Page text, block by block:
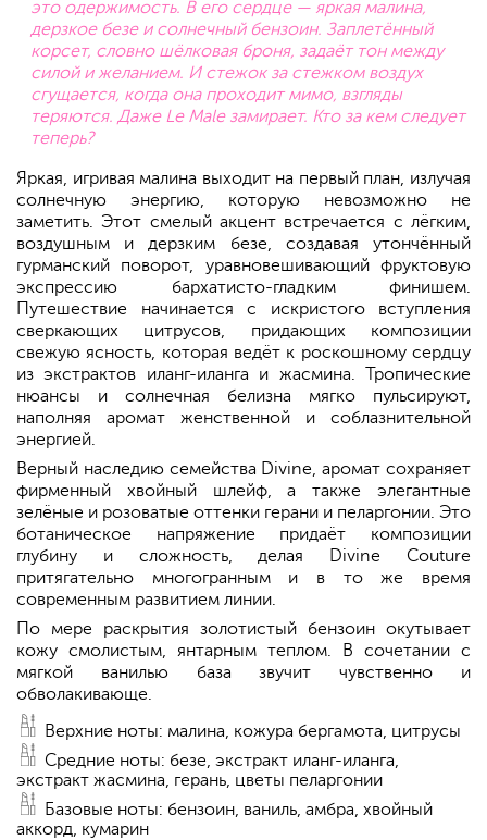
это одержимость. В его сердце — яркая малина,
дерзкое безе и солнечный бензоин. Заплетённый
корсет, словно шёлковая броня, задаёт тон между
силой и желанием. И стежок за стежком воздух
сгущается, когда она проходит мимо, взгляды
теряются. Даже Le Male замирает. Кто за кем следует
теперь?
Яркая, игривая малина выходит на первый план, излучая
солнечную энергию, которую невозможно не
заметить. Этот смелый акцент встречается с лёгким,
воздушным и дерзким безе, создавая утончённый
гурманский поворот, уравновешивающий фруктовую
экспрессию бархатисто-гладким финишем.
Путешествие начинается с искристого вступления
сверкающих цитрусов, придающих композиции
свежую ясность, которая ведёт к роскошному сердцу
из экстрактов иланг-иланга и жасмина. Тропические
нюансы и солнечная белизна мягко пульсируют,
наполняя аромат женственной и соблазнительной
энергией.
Верный наследию семейства Divine, аромат сохраняет
фирменный хвойный шлейф, а также элегантные
зелёные и розоватые оттенки герани и пеларгонии. Это
ботаническое напряжение придаёт композиции
глубину и сложность, делая Divine Couture
притягательно многогранным и в то же время
современным развитием линии.
По мере раскрытия золотистый бензоин окутывает
кожу смолистым, янтарным теплом. В сочетании с
мягкой ванилью база звучит чувственно и
обволакивающе.
Верхние ноты: малина, кожура бергамота, цитрусы
Средние ноты: безе, экстракт иланг-иланга,
экстракт жасмина, герань, цветы пеларгонии
Базовые ноты: бензоин, ваниль, амбра, хвойный
аккорд, кумарин